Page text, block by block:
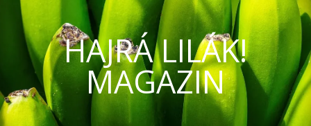
HAJRÁ LILÁK!
MAGAZIN